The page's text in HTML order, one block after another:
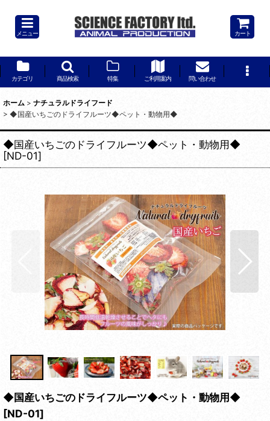
メニュー カート
カテゴリ 商品検索 特集 ご利用案内 問い合わせ
ホーム > ナチュラルドライフード
> ◆国産いちごのドライフルーツ◆ペット・動物用◆
◆国産いちごのドライフルーツ◆ペット・動物用◆
[ND-01]
◆国産いちごのドライフルーツ◆ペット・動物用◆
[ND-01]